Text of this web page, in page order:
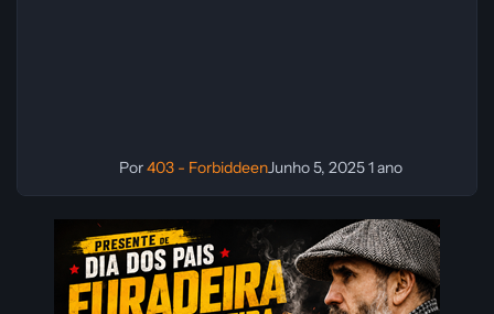
Por403 - ForbiddeenJunho 5, 20251 ano